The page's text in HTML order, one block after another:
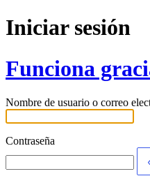
Iniciar sesión
Funciona
Nombre de usuario o correo
Contraseña